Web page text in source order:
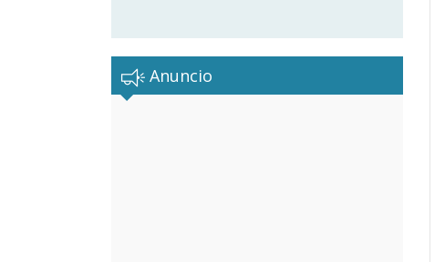
Anuncio